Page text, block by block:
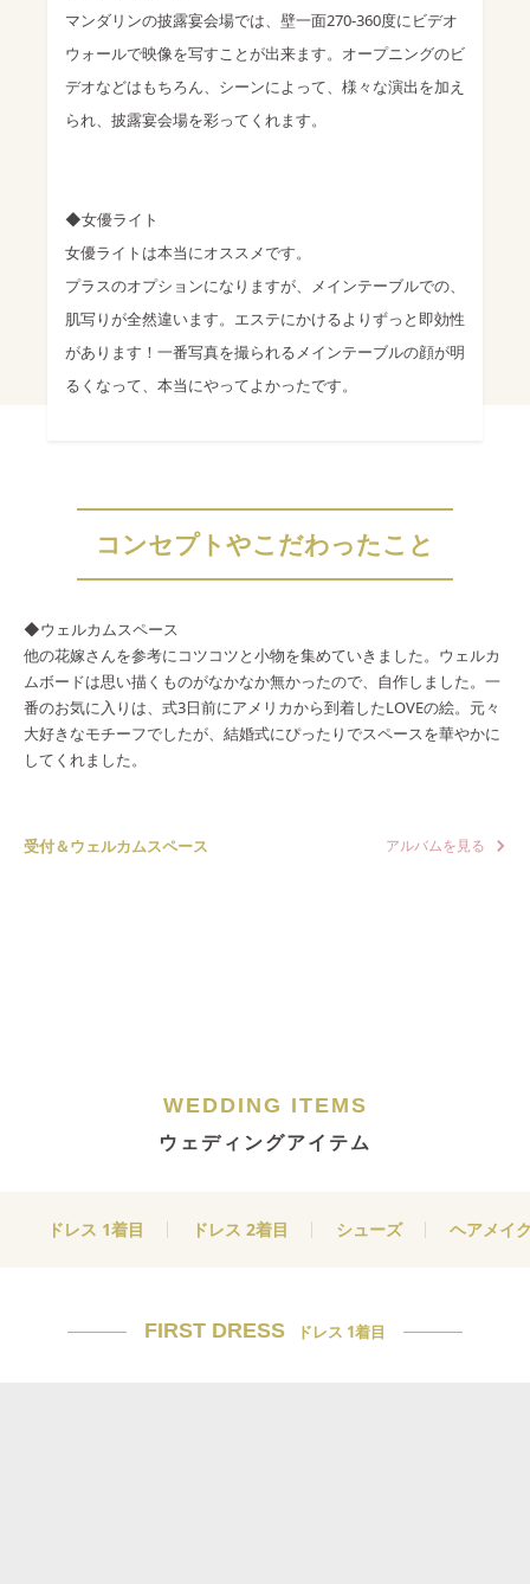
マンダリンの披露宴会場では、壁一面270-360度にビデオ
ウォールで映像を写すことが出来ます。オープニングのビ
デオなどはもちろん、シーンによって、様々な演出を加え
られ、披露宴会場を彩ってくれます。
◆女優ライト
女優ライトは本当にオススメです。
プラスのオプションになりますが、メインテーブルでの、
肌写りが全然違います。エステにかけるよりずっと即効性
があります！一番写真を撮られるメインテーブルの顔が明
るくなって、本当にやってよかったです。
コンセプトやこだわったこと
◆ウェルカムスペース
他の花嫁さんを参考にコツコツと小物を集めていきました。ウェルカ
ムボードは思い描くものがなかなか無かったので、自作しました。一
番のお気に入りは、式3日前にアメリカから到着したLOVEの絵。元々
大好きなモチーフでしたが、結婚式にぴったりでスペースを華やかに
してくれました。
受付＆ウェルカムスペース アルバムを見る
WEDDING ITEMS
ウェディングアイテム
ドレス 1着目 ドレス 2着目 シューズ ヘアメイ
FIRST DRESS ドレス 1着目